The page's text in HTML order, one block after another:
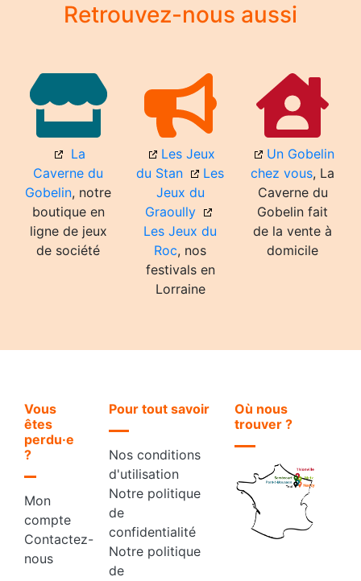
Retrouvez-nous aussi
La
Caverne du
Gobelin, notre
boutique en
ligne de jeux
de société
Les Jeux
du Stan
Les
Jeux du
Graoully
Les Jeux du
Roc, nos
festivals en
Lorraine
Un Gobelin
chez vous, La
Caverne du
Gobelin fait
de la vente à
domicile
Vous
êtes
perdu·e
?
Mon
compte
Contactez-
nous
Pour tout savoir
Nos conditions
d'utilisation
Notre politique
de
confidentialité
Notre politique
de
Où nous
trouver ?